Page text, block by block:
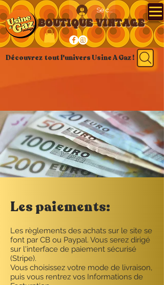
Se connecter
BOUTIQUE VINTAGE
Découvrez tout l'univers Usine A Gaz !
Les paiements:
Les règlements des achats sur le site se
font par CB ou Paypal. Vous serez dirigé
sur l'interface de paiement sécurisé
(Stripe).
Vous choisissez votre mode de livraison,
puis vous rentrez vos Informations de